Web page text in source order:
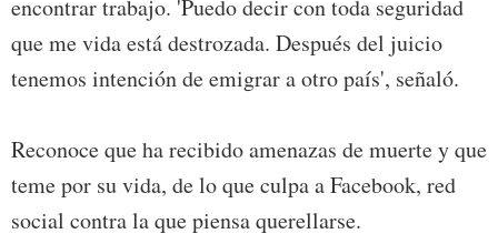
encontrar trabajo. 'Puedo decir con toda seguridad
que me vida está destrozada. Después del juicio
tenemos intención de emigrar a otro país', señaló.
Reconoce que ha recibido amenazas de muerte y que
teme por su vida, de lo que culpa a Facebook, red
social contra la que piensa querellarse.